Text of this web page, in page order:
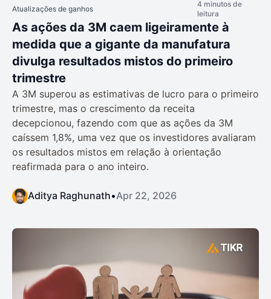
Atualizações de ganhos
4 minutos de
leitura
As ações da 3M caem ligeiramente à
medida que a gigante da manufatura
divulga resultados mistos do primeiro
trimestre
A 3M superou as estimativas de lucro para o primeiro
trimestre, mas o crescimento da receita
decepcionou, fazendo com que as ações da 3M
caíssem 1,8%, uma vez que os investidores avaliaram
os resultados mistos em relação à orientação
reafirmada para o ano inteiro.
Aditya Raghunath•Apr 22, 2026